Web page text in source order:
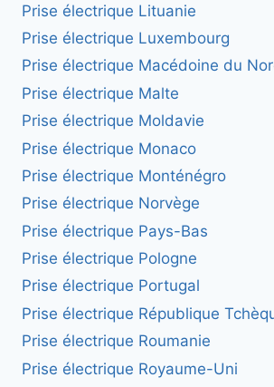
Prise électrique Lituanie
Prise électrique Luxembourg
Prise électrique Macédoine du
Prise électrique Malte
Prise électrique Moldavie
Prise électrique Monaco
Prise électrique Monténégro
Prise électrique Norvège
Prise électrique Pays-Bas
Prise électrique Pologne
Prise électrique Portugal
Prise électrique République
Prise électrique Roumanie
Prise électrique Royaume-Uni